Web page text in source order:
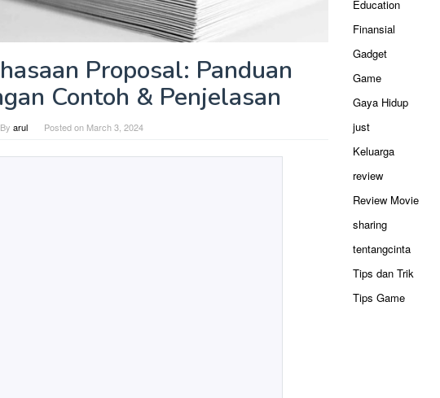
Proposal: Panduan
Contoh & Penjelasan
By arul Posted on March 3, 2024
Education
Finansial
Gadget
Game
Gaya Hidup
just
Keluarga
review
Review Movie
sharing
tentangcinta
Tips dan Trik
Tips Game